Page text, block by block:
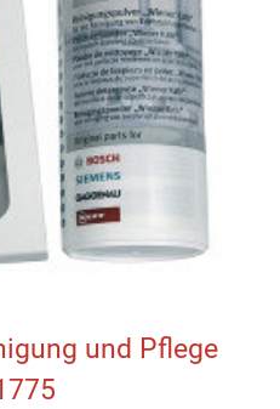
und Pflege